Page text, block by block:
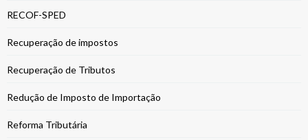
RECOF-SPED
Recuperação de impostos
Recuperação de Tributos
Redução de Imposto de Importação
Reforma Tributária